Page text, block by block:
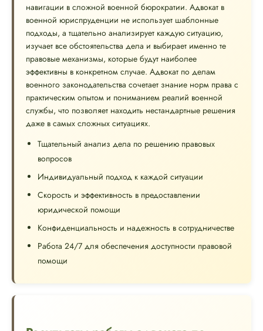
навигации в сложной военной бюрократии. Адвокат в
военной юриспруденции не использует шаблонные
подходы, а тщательно анализирует каждую ситуацию,
изучает все обстоятельства дела и выбирает именно те
правовые механизмы, которые будут наиболее
эффективны в конкретном случае. Адвокат по делам
военного законодательства сочетает знание норм права с
практическим опытом и пониманием реалий военной
службы, что позволяет находить нестандартные решения
даже в самых сложных ситуациях.
Тщательный анализ дела по решению правовых
вопросов
Индивидуальный подход к каждой ситуации
Скорость и эффективность в предоставлении
юридической помощи
Конфиденциальность и надежность в сотрудничестве
Работа 24/7 для обеспечения доступности правовой
помощи